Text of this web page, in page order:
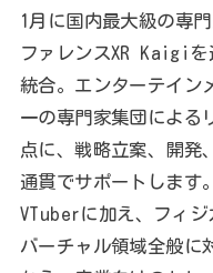
1月に国内最大級の専
ファレンスXR Kaigiを
統合。エンターテイン
一の専門家集団による
点に、戦略立案、開発
通貫でサポートします
VTuberに加え、フィ
バーチャル領域全般に